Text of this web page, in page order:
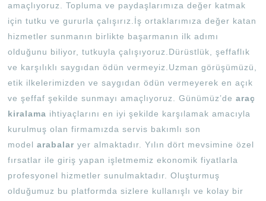
amaçlıyoruz. Topluma ve paydaşlarımıza değer katmak
için tutku ve gururla çalışırız.İş ortaklarımıza değer katan
hizmetler sunmanın birlikte başarmanın ilk adımı
olduğunu biliyor, tutkuyla çalışıyoruz.Dürüstlük, şeffaflık
ve karşılıklı saygıdan ödün vermeyiz.Uzman görüşümüzü,
etik ilkelerimizden ve saygıdan ödün vermeyerek en açık
ve şeffaf şekilde sunmayı amaçlıyoruz. Günümüz’dearaç
kiralama ihtiyaçlarını en iyi şekilde karşılamak amacıyla
kurulmuş olan firmamızda servis bakımlı son
modelarabalar yer almaktadır. Yılın dört mevsimine özel
fırsatlar ile giriş yapan işletmemiz ekonomik fiyatlarla
profesyonel hizmetler sunulmaktadır. Oluşturmuş
olduğumuz bu platformda sizlere kullanışlı ve kolay bir